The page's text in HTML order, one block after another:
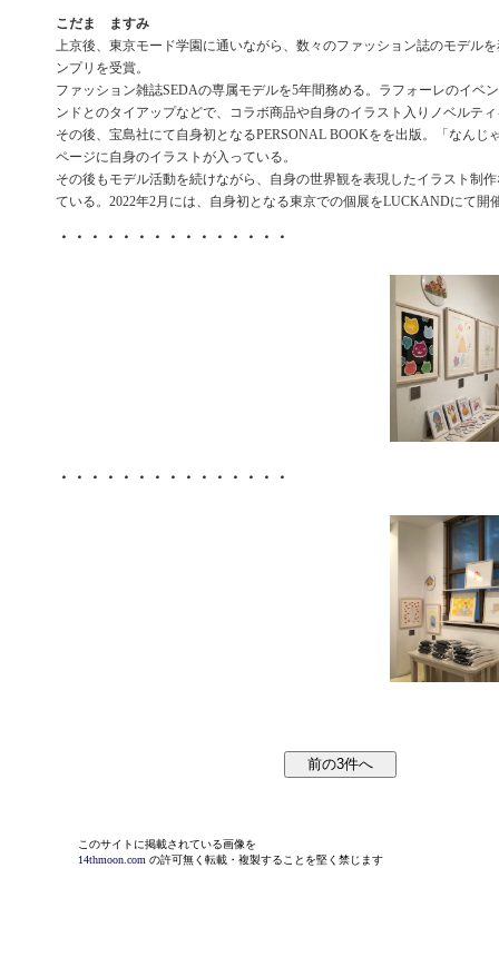
こだま ますみ
上京後、東京モード学園に通いながら、数々のファッション誌のモデル
ンプリを受賞。
ファッション雑誌SEDAの専属モデルを5年間務める。ラフォーレのイベ
ンドとのタイアップなどで、コラボ商品や自身のイラスト入りノベルテ
その後、宝島社にて自身初となるPERSONAL BOOKをを出版。「なんじ
ページに自身のイラストが入っている。
その後もモデル活動を続けながら、自身の世界観を表現したイラスト制
ている。2022年2月には、自身初となる東京での個展をLUCKANDにて開
・・・・・・・・・・・・・・・
・・・・・・・・・・・・・・・
このサイトに掲載されている画像を
14thmoon.com の許可無く転載・複製することを堅く禁じます